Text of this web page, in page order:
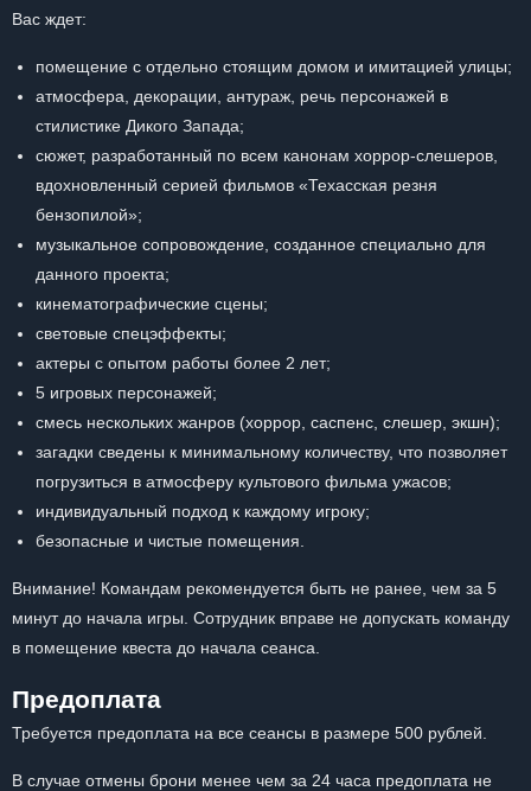
Вас ждет:
помещение с отдельно стоящим домом и имитацией улицы;
атмосфера, декорации, антураж, речь персонажей в
стилистике Дикого Запада;
сюжет, разработанный по всем канонам хоррор-слешеров,
вдохновленный серией фильмов «Техасская резня
бензопилой»;
музыкальное сопровождение, созданное специально для
данного проекта;
кинематографические сцены;
световые спецэффекты;
актеры с опытом работы более 2 лет;
5 игровых персонажей;
смесь нескольких жанров (хоррор, саспенс, слешер, экшн);
загадки сведены к минимальному количеству, что позволяет
погрузиться в атмосферу культового фильма ужасов;
индивидуальный подход к каждому игроку;
безопасные и чистые помещения.
Внимание! Командам рекомендуется быть не ранее, чем за 5
минут до начала игры. Сотрудник вправе не допускать команду
в помещение квеста до начала сеанса.
Предоплата
Требуется предоплата на все сеансы в размере 500 рублей.
В случае отмены брони менее чем за 24 часа предоплата не